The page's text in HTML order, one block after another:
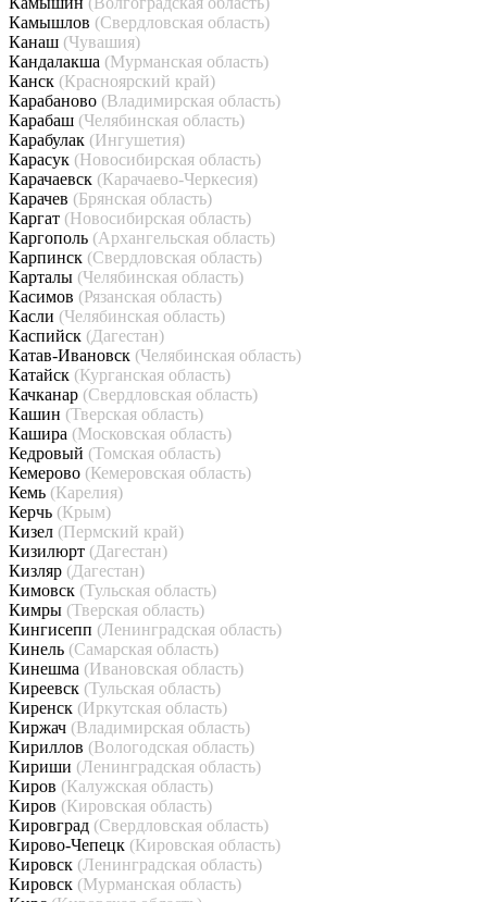
Камышлов (Свердловская область)
Канаш (Чувашия)
Кандалакша (Мурманская область)
Канск (Красноярский край)
Карабаново (Владимирская область)
Карабаш (Челябинская область)
Карабулак (Ингушетия)
Карасук (Новосибирская область)
Карачаевск (Карачаево-Черкесия)
Карачев (Брянская область)
Каргат (Новосибирская область)
Каргополь (Архангельская область)
Карпинск (Свердловская область)
Карталы (Челябинская область)
Касимов (Рязанская область)
Касли (Челябинская область)
Каспийск (Дагестан)
Катав-Ивановск (Челябинская область)
Катайск (Курганская область)
Качканар (Свердловская область)
Кашин (Тверская область)
Кашира (Московская область)
Кедровый (Томская область)
Кемерово (Кемеровская область)
Кемь (Карелия)
Керчь (Крым)
Кизел (Пермский край)
Кизилюрт (Дагестан)
Кизляр (Дагестан)
Кимовск (Тульская область)
Кимры (Тверская область)
Кингисепп (Ленинградская область)
Кинель (Самарская область)
Кинешма (Ивановская область)
Киреевск (Тульская область)
Киренск (Иркутская область)
Киржач (Владимирская область)
Кириллов (Вологодская область)
Кириши (Ленинградская область)
Киров (Калужская область)
Киров (Кировская область)
Кировград (Свердловская область)
Кирово-Чепецк (Кировская область)
Кировск (Ленинградская область)
Кировск (Мурманская область)